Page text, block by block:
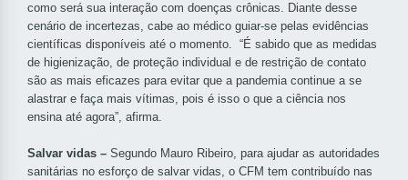
como será sua interação com doenças crônicas. Diante desse
cenário de incertezas, cabe ao médico guiar-se pelas evidências
científicas disponíveis até o momento. “É sabido que as medidas
de higienização, de proteção individual e de restrição de contato
são as mais eficazes para evitar que a pandemia continue a se
alastrar e faça mais vítimas, pois é isso o que a ciência nos
ensina até agora”, afirma.
Salvar vidas – Segundo Mauro Ribeiro, para ajudar as autoridades
sanitárias no esforço de salvar vidas, o CFM tem contribuído nas